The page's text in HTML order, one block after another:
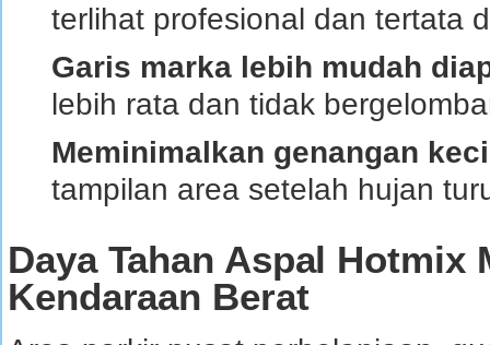
terlihat profesional dan tertata
Garis marka lebih mudah
lebih rata dan tidak
Meminimalkan genangan
tampilan area setelah hujan
Daya Tahan Aspal
Kendaraan Berat